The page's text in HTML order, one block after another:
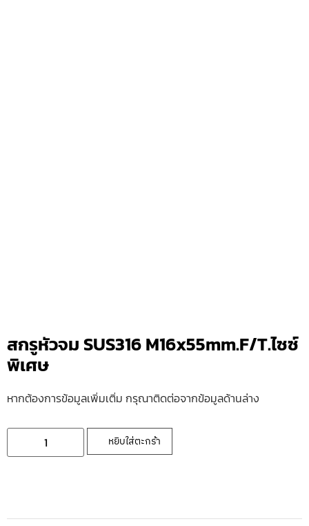
สกรูหัวจม SUS316 M16x55mm.F/T.ไซซ์
พิเศษ
หากต้องการข้อมูลเพิ่มเติ่ม กรุณาติดต่อจากข้อมูลด้านล่าง
หยิบใส่ตะกร้า